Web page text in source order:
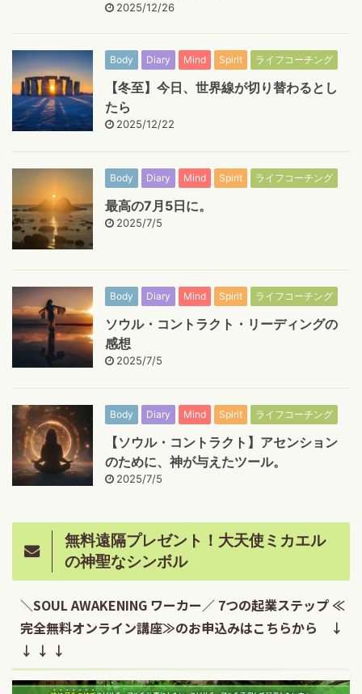
2025/12/26
Body Diary Mind Spirit ライフコーチング
【冬至】今日、世界線が切り替わるとし
たら
2025/12/22
Body Diary Mind Spirit ライフコーチング
最高の7月5日に。
2025/7/5
Body Diary Mind Spirit ライフコーチング
ソウル・コントラクト・リーディングの
感想
2025/7/5
Body Diary Mind Spirit ライフコーチング
【ソウル・コントラクト】アセンション
のために、神が与えたツール。
2025/7/5
無料遠隔プレゼント！大天使ミカエル
の神聖なシンボル
＼SOUL AWAKENING ワーカー／ 7つの起業ステップ ≪
完全無料オンライン講座≫のお申込みはこちらから ↓
↓ ↓ ↓